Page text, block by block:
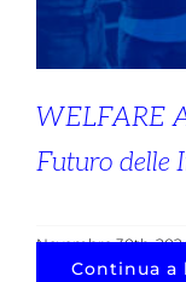
WELFARE
Futuro delle
Novembre 30th,
Continua a